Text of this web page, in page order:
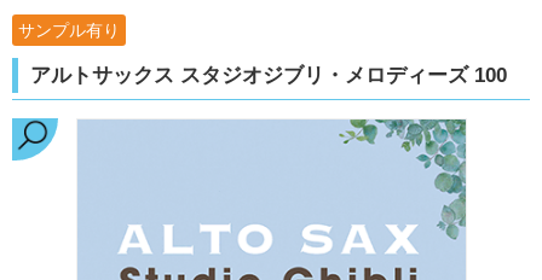
サンプル有り
アルトサックス スタジオジブリ・メロディーズ 100